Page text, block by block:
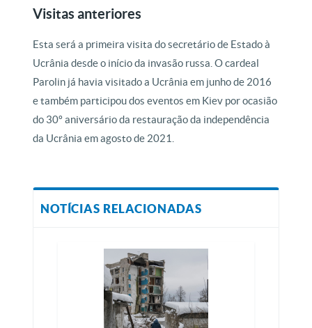
Visitas anteriores
Esta será a primeira visita do secretário de Estado à
Ucrânia desde o início da invasão russa. O cardeal
Parolin já havia visitado a Ucrânia em junho de 2016
e também participou dos eventos em Kiev por ocasião
do 30º aniversário da restauração da independência
da Ucrânia em agosto de 2021.
NOTÍCIAS RELACIONADAS